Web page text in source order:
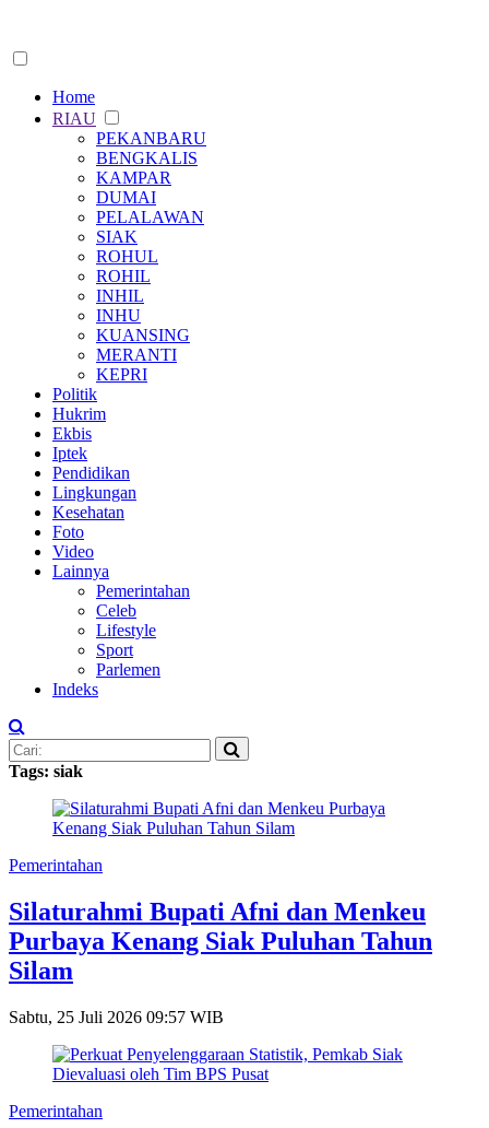
Home
RIAU
PEKANBARU
BENGKALIS
KAMPAR
DUMAI
PELALAWAN
SIAK
ROHUL
ROHIL
INHIL
INHU
KUANSING
MERANTI
KEPRI
Politik
Hukrim
Ekbis
Iptek
Pendidikan
Lingkungan
Kesehatan
Foto
Video
Lainnya
Pemerintahan
Celeb
Lifestyle
Sport
Parlemen
Indeks
Tags: siak
Pemerintahan
Silaturahmi Bupati Afni dan Menkeu
Purbaya Kenang Siak Puluhan Tahun
Silam
Sabtu, 25 Juli 2026 09:57 WIB
Pemerintahan